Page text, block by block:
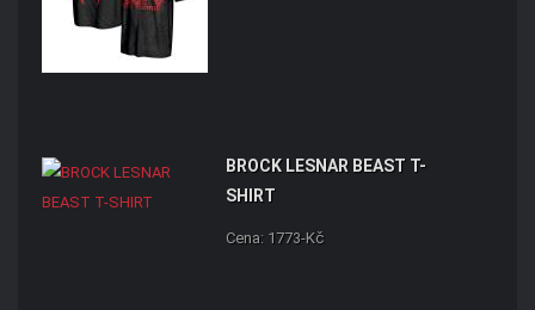
BROCK LESNAR BEAST T-
SHIRT
Cena: 1773-Kč